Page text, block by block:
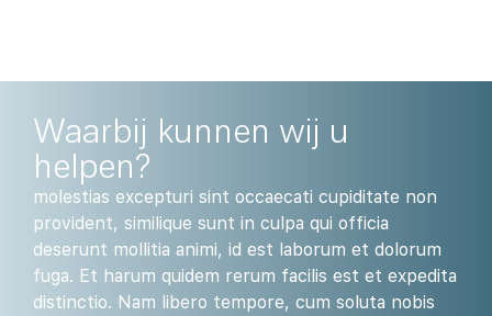
Waarbij kunnen wij u
helpen?
molestias excepturi sint occaecati cupiditate non
provident, similique sunt in culpa qui officia
deserunt mollitia animi, id est laborum et dolorum
fuga. Et harum quidem rerum facilis est et expedita
distinctio. Nam libero tempore, cum soluta nobis